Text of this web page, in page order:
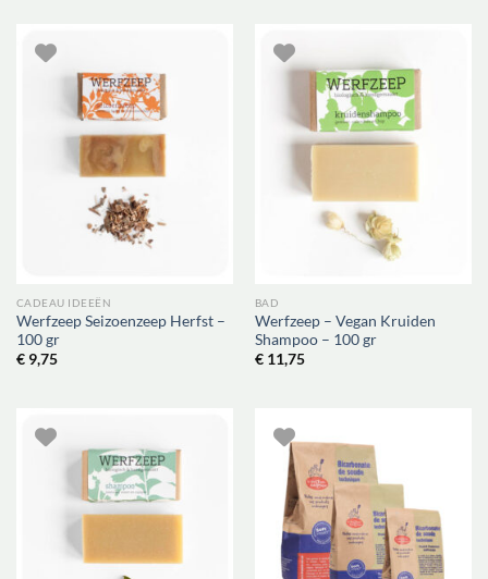
CADEAU IDEEËN
Werfzeep Seizoenzeep Herfst –
100 gr
€9,75
BAD
Werfzeep – Vegan Kruiden
Shampoo – 100 gr
€11,75